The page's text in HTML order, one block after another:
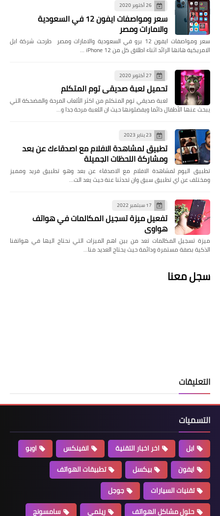
26 أكتوبر 2020
سعر ومواصفات ايفون 12 في السعودية
والامارات ومصر
سعر ومواصفات ايفون 12 برو في السعودية والامارات ومصر طرحت شركة ابل
الامريكية هاتها الرائد اثناء اطلاق كل من iPhone 12 …
27 أكتوبر 2020
تحميل لعبة صديقي توم المتكلم
لعبة صديقي توم المتكلم من اكثر الألعاب المرحة والمضحكة التي
يبحث عنها الأطفال دائما ويفضلونها حيث ان اللعبة مرحة جدا و…
23 يناير 2023
تطبيق لمشاهدة الافلام مع اصدقاءك عن بعد
ومشاركة اللحظات الجميلة
تطبيق اليوم لمشاهدة الافلام مع الاصدقاء عن بعد وهو تطبيق فريد ومميز
ومختلف عن اي تطبيق سبق وان تحدثنا عنة حيث يعد الت…
17 سبتمبر 2022
تفعيل ميزة تسجيل المكالمات في هواتف
هواوي
ميزة تسجيل المكالمات تعد من بين اهم الميزات التي نحتاج اليها في هواتفنا
الذكية بصفة مستمرة ودائمة حيث يحتاج العديد منا…
سجل معنا
التعليقات
التسميات
ابل اخر اخبار التقنية انفينكس
اوبو
ايفون
بيكسل
تطبيقات الهواتف
تقنيات السيارات
جوجل
حلول مشاكل الهواتف
ريلمي سامسونج